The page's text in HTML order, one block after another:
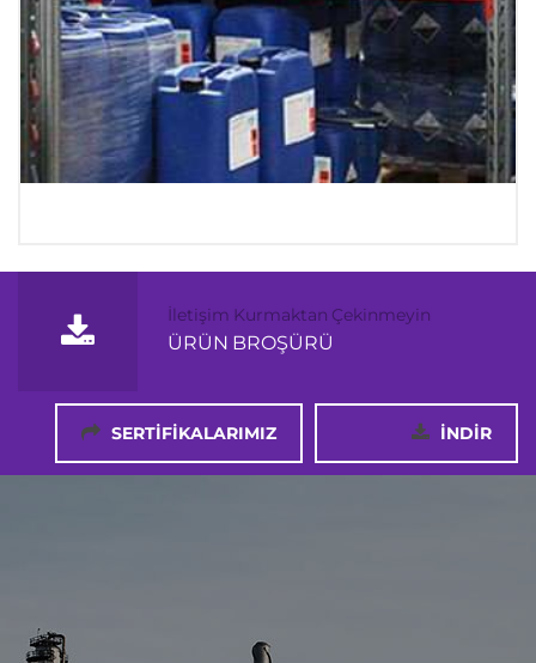
İletişim Kurmaktan Çekinmeyin
ÜRÜN BROŞÜRÜ
SERTİFİKALARIMIZ İNDİR